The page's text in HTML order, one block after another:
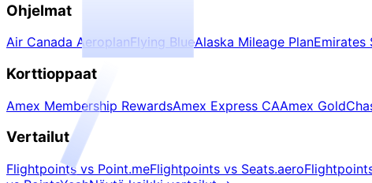
Ohjelmat
Air Canada AeroplanFlying BlueAlaska Mileage PlanEmirates
Korttioppaat
Amex Membership RewardsAmex Express CAAmex Gold
Vertailut
Flightpoints vs Point.meFlightpoints vs Seats.aero